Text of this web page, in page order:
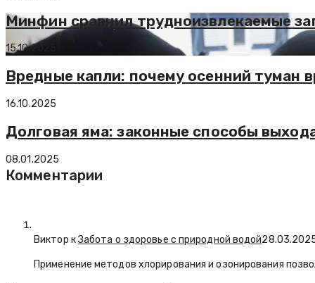
Минфин сравнил трудноизвлекаемые
15.10.2025
Вредные капли: почему осенний туман
16.10.2025
Долговая яма: законные способы
08.01.2025
Комментарии
Виктор кЗабота о здоровье с природной водой
Применение методов хлорирования и озонирования